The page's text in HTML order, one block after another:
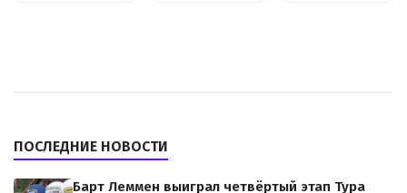
ПОСЛЕДНИЕ НОВОСТИ
Барт Леммен выиграл четвёртый этап Тура